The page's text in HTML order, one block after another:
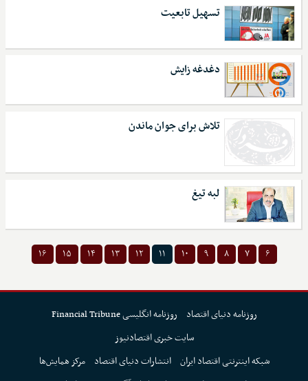
تسهیل تابعیت
دغدغه زایش
تلاش برای جوان ماندن
لبه تیغ
۶ ۷ ۸ ۹ ۱۰ ۱۱ ۱۲ ۱۳ ۱۴ ۱۵ ۱۶
روزنامه دنیای اقتصاد
روزنامه انگلیسی Financial Tribune
سایت خبری اقتصادنیوز
شبکه اینترنتی اقتصاد ایران انتشارات دنیای اقتصاد
مرکز همایش‌ها